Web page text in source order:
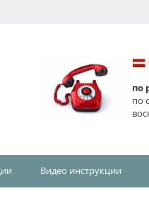
по
по
Видео инструкции